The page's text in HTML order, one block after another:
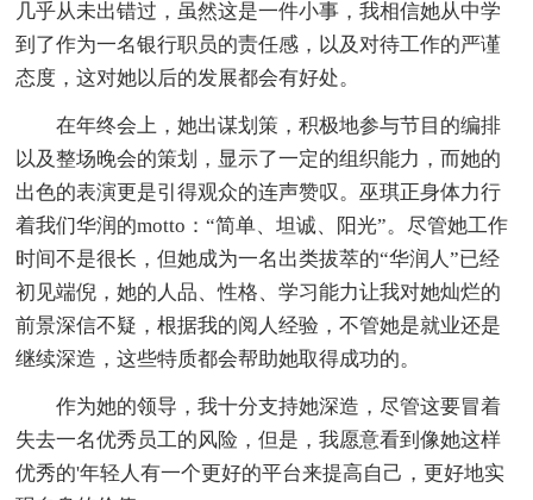
几乎从未出错过，虽然这是一件小事，我相信她从中学
到了作为一名银行职员的责任感，以及对待工作的严谨
态度，这对她以后的发展都会有好处。
在年终会上，她出谋划策，积极地参与节目的编排
以及整场晚会的策划，显示了一定的组织能力，而她的
出色的表演更是引得观众的连声赞叹。巫琪正身体力行
着我们华润的motto：“简单、坦诚、阳光”。尽管她工作
时间不是很长，但她成为一名出类拔萃的“华润人”已经
初见端倪，她的人品、性格、学习能力让我对她灿烂的
前景深信不疑，根据我的阅人经验，不管她是就业还是
继续深造，这些特质都会帮助她取得成功的。
作为她的领导，我十分支持她深造，尽管这要冒着
失去一名优秀员工的风险，但是，我愿意看到像她这样
优秀的'年轻人有一个更好的平台来提高自己，更好地实